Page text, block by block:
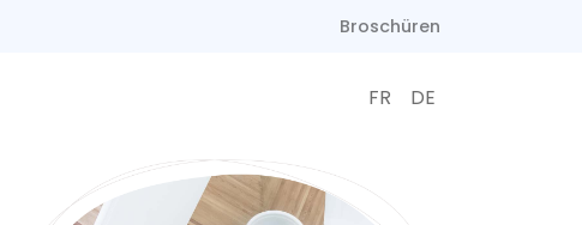
Broschüren
FR DE